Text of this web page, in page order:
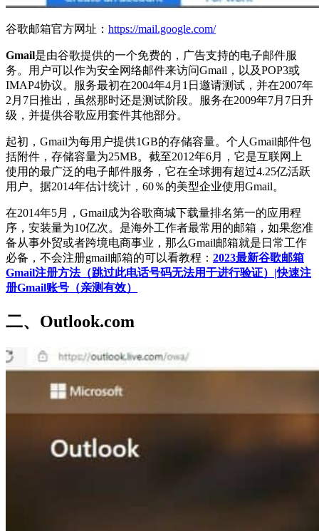
谷歌邮箱官方网址： https://mail.google.com/
Gmail是由谷歌提供的一个免费的，广告支持的电子邮件服
务。用户可以作为安全网络邮件来访问Gmail，以及POP3或
IMAP4协议。服务最初在2004年4月1日邀请测试，并在2007年
2月7日推出，虽然那时还是测试阶段。服务在2009年7月7日升
级，并提供谷歌应用套件其他部分。
起初，Gmail为每用户提供1GB的存储容量。个人Gmail邮件包
括附件，存储容量为25MB。截至2012年6月，它是互联网上
使用的最广泛的电子邮件服务，它在全球拥有超过4.25亿活跃
用户。据2014年估计统计，60％的美型企业使用Gmail。
在2014年5月，Gmail成为谷歌商城下载量排名第一的应用程
序，安装量为10亿次。是海外工作者最常用的邮箱，如果您准
备从事外贸或者跨境电商事业，那么Gmail邮箱就是日常工作
必备，不会注册gmail邮箱的可以看教程： 2023最新谷歌邮箱
Gmail注册方法（跳过此电话号码无法用于进行验证）|快速注
册Gmail账号（亲测有效）
二、Outlook.com